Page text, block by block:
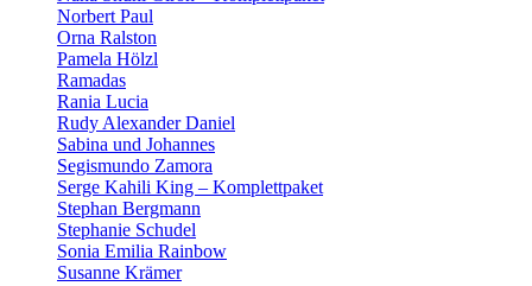
Norbert Paul
Orna Ralston
Pamela Hölzl
Ramadas
Rania Lucia
Rudy Alexander Daniel
Sabina und Johannes
Segismundo Zamora
Serge Kahili King – Komplettpaket
Stephan Bergmann
Stephanie Schudel
Sonia Emilia Rainbow
Susanne Krämer